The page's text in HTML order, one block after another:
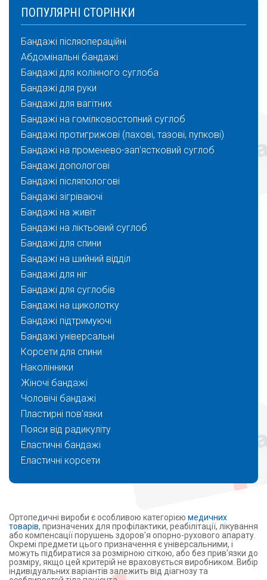
ПОПУЛЯРНІ СТОРІНКИ
Бандажі післяопераційні
Абдомінальні бандажі
Бандажі для колінного суглоба
Бандажі для руки
Бандажі для вагітних
Бандажі на гомілковостопний суглоб
Бандажі протигрижові (пахові, тазові, пупкові)
Бандажі на променево-зап'ястковий суглоб
Бандажі допологові
Бандажі післяпологові
Бандажі зігріваючі
Бандажі на живіт
Бандажі на ліктьовий суглоб
Бандажі для спини
Бандажі на шийний відділ
Бандажі для ніг
Бандажі для суглобів
Бандажі на щиколотку
Бандажі підтримуючі
Бандажі універсальні
Корсети для спини
Наколінники
Жіночі бандажі
Чоловічі бандажі
Пластирні пов'язки
Пояси від радикуліту
Еластичні бандажі
Еластичні корсети
Ортопедичні вироби є особливою категорією медичних
товарів, призначених для профілактики, реабілітації, лікування
або компенсації порушень здоров'я опорно-рухового апарату.
Окремі предмети цього призначення є універсальними, і
можуть підбиратися за розмірною сіткою, або без прив'язки до
розміру, якщо цей критерій не враховується виробником. Вибір
індивідуальних варіантів залежить від діагнозу та